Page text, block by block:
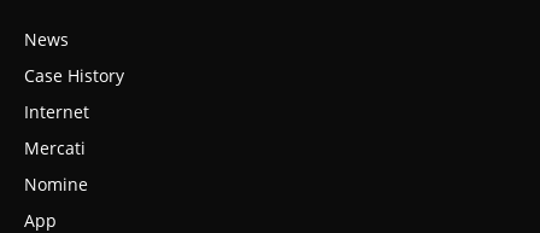
News
Case History
Internet
Mercati
Nomine
App